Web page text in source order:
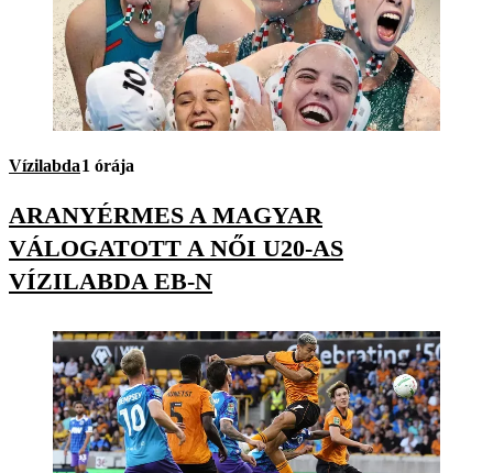
Vízilabda1 órája
ARANYÉRMES A MAGYAR
VÁLOGATOTT A NŐI U20-AS
VÍZILABDA EB-N